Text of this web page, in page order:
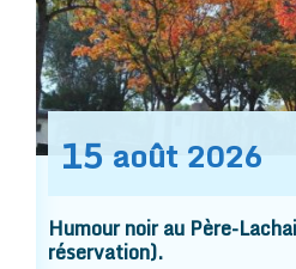
15 août 2026
Humour noir au Père-
réservation).